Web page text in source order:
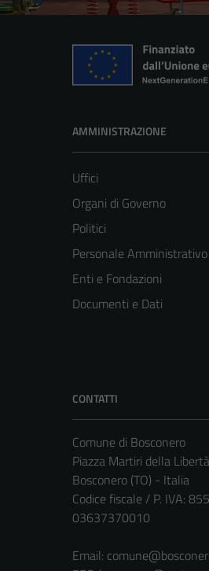
AMMINISTRAZIONE
Uffici
Organi di Governo
Politici
Personale Amministrativo
Enti e Fondazioni
Documenti e Dati
CONTATTI
Comune di Bosconero
Piazza Martiri della
Bosconero (TO) - Italia
Codice fiscale / P. IVA:
03637370010
Email: